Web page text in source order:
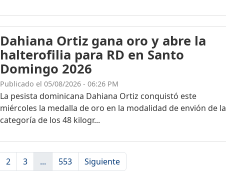
Dahiana Ortiz gana oro y abre la
halterofilia para RD en Santo
Domingo 2026
Publicado el 05/08/2026 - 06:26 PM
La pesista dominicana Dahiana Ortiz conquistó este
miércoles la medalla de oro en la modalidad de envión de la
categoría de los 48 kilogr...
2 3 ... 553 Siguiente